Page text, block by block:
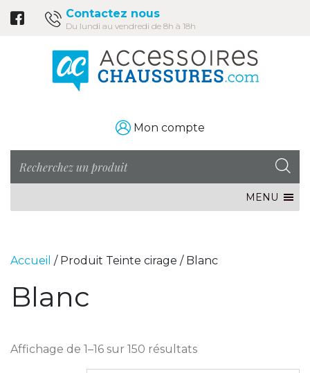
Contactez nous
Du lundi au vendredi de 8h à 18h
Mon compte
MENU
Accueil / Produit Teinte cirage / Blanc
Blanc
Affichage de 1–16 sur 150 résultats